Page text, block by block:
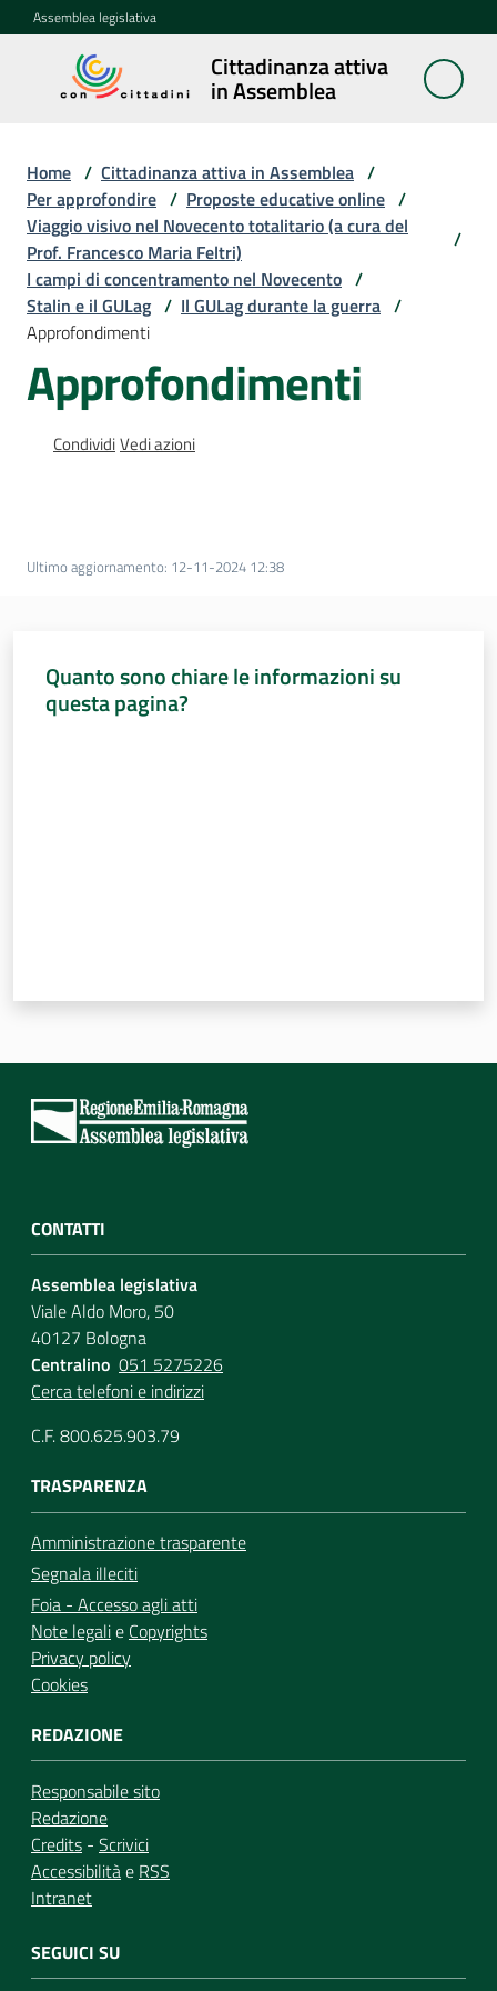
Vai al contenuto
Vai alla navigazione
Vai al footer
Assemblea legislativa
Cittadinanza attiva
in Assemblea
Cittadinanza
attiva in
Concittadini
Porte
aperte
in
Assemblea
itineranti
memoria
Seguici
Attività
Argomenti
Per i cittadini
Home / Cittadinanza attiva in Assemblea /
Per approfondire / Proposte educative online /
Viaggio visivo nel Novecento totalitario (a cura del
Prof. Francesco Maria Feltri)
/
I campi di concentramento nel Novecento /
Stalin e il GULag / Il GULag durante la guerra /
Approfondimenti
Approfondimenti
CondividiVedi azioni
Ultimo aggiornamento: 12-11-2024 12:38
Quanto sono chiare le informazioni su
questa pagina?
CONTATTI
Assemblea legislativa
Viale Aldo Moro, 50
40127 Bologna
Centralino 051 5275226
Cerca telefoni e indirizzi
C.F. 800.625.903.79
TRASPARENZA
Amministrazione trasparente
Segnala illeciti
Foia - Accesso agli atti
Note legalie Copyrights
Privacy policy
Cookies
REDAZIONE
Responsabile sito
Redazione
Credits - Scrivici
Accessibilitàe RSS
Intranet
SEGUICI SU